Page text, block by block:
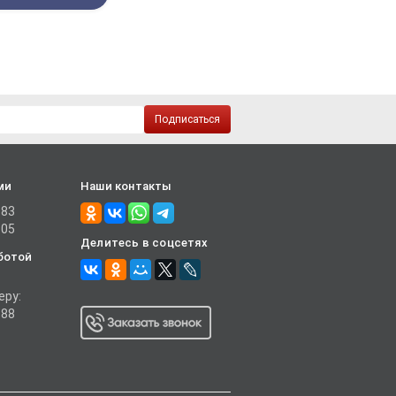
Подписаться
Наши контакты
Делитесь в соцсетях